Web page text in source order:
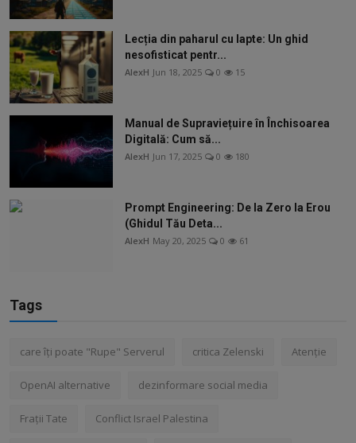
Lecția din paharul cu lapte: Un ghid
nesofisticat pentr...
AlexH Jun 18, 2025 0 15
Manual de Supraviețuire în Închisoarea
Digitală: Cum să...
AlexH Jun 17, 2025 0 180
Prompt Engineering: De la Zero la Erou
(Ghidul Tău Deta...
AlexH May 20, 2025 0 61
Tags
care îți poate "Rupe" Serverul critica Zelenski Atenție
OpenAI alternative dezinformare social media
Frații Tate Conflict Israel Palestina